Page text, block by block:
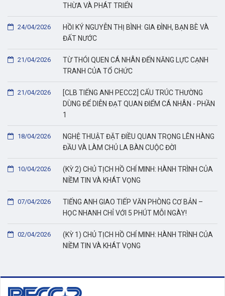
THỪA VÀ PHÁT TRIỂN
HỒI KÝ NGUYỄN THỊ BÌNH: GIA ĐÌNH, BẠN BÈ VÀ
ĐẤT NƯỚC
24/04/2026
TỪ THÓI QUEN CÁ NHÂN ĐẾN NĂNG LỰC CẠNH
TRANH CỦA TỔ CHỨC
21/04/2026
[CLB TIẾNG ANH PECC2] CẤU TRÚC THƯỜNG
DÙNG ĐỂ DIỄN ĐẠT QUAN ĐIỂM CÁ NHÂN - PHẦN
1
21/04/2026
NGHỆ THUẬT ĐẶT ĐIỀU QUAN TRỌNG LÊN HÀNG
ĐẦU VÀ LÀM CHỦ LA BÀN CUỘC ĐỜI
18/04/2026
(KỲ 2) CHỦ TỊCH HỒ CHÍ MINH: HÀNH TRÌNH CỦA
NIỀM TIN VÀ KHÁT VỌNG
10/04/2026
TIẾNG ANH GIAO TIẾP VĂN PHÒNG CƠ BẢN –
HỌC NHANH CHỈ VỚI 5 PHÚT MỖI NGÀY!
07/04/2026
(KỲ 1) CHỦ TỊCH HỒ CHÍ MINH: HÀNH TRÌNH CỦA
NIỀM TIN VÀ KHÁT VỌNG
02/04/2026